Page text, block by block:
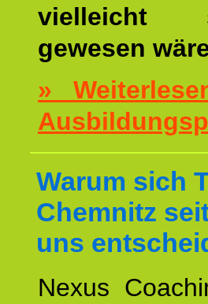
vielleicht
gewesen
»
Warum sich
Chemnitz
uns
Nexus